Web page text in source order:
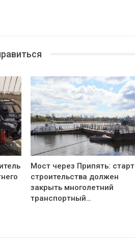
Мост через Припять: старт
строительства должен
закрыть многолетний
транспортный…